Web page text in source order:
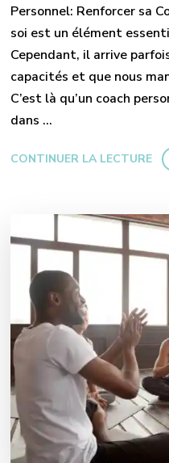
Personnel: Renforcer sa
soi est un élément
Cependant, il arrive
capacités et que nous
C’est là qu’un coach
dans …
CONTINUER LA LECTURE